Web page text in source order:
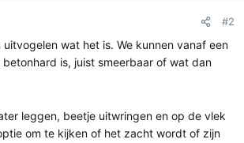
#2
wat het is. We kunnen vanaf een
is, juist smeerbaar of wat dan
leggen, beetje uitwringen en op de vlek
om te kijken of het zacht wordt of zijn